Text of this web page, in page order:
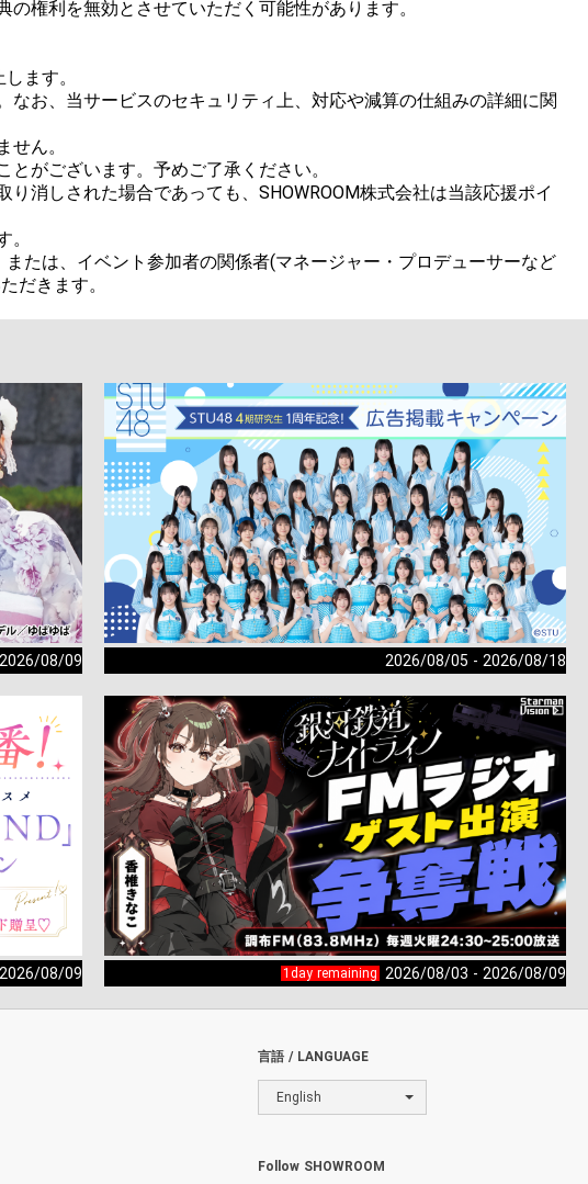
権利を無効とさせていただく可能性があります。
ます。
お、当サービスのセキュリティ上、対応や減算の仕組みの詳細に関
ん。
がございます。予めご了承ください。
消しされた場合であっても、SHOWROOM株式会社は当該応援ポイ
たは、イベント参加者の関係者(マネージャー・プロデューサーなど
だきます。
08/09 2026/08/05 - 2026/08/18
08/09 1day remaining 2026/08/03 - 2026/08/09
言語 / LANGUAGE
English
Follow SHOWROOM